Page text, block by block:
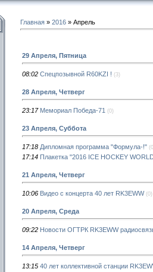
Главная » 2016 » Апрель
29 Апреля, Пятница
08:02 Спецпозывной R60KZI ! (3)
28 Апреля, Четверг
23:17 Мемориал Победа-71 (0)
23 Апреля, Суббота
17:18 Дипломная программа "Формула-!"
17:14 Плакетка "2016 ICE HOCKEY
21 Апреля, Четверг
10:06 Видео с концерта 40 лет RK3EWW (0)
20 Апреля, Среда
09:22 Новости ОГТРК RK3EWW
14 Апреля, Четверг
13:15 40 лет коллективной станции